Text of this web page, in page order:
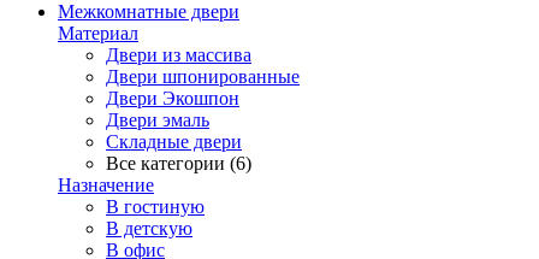
Межкомнатные двери
Материал
Двери из массива
Двери шпонированные
Двери Экошпон
Двери эмаль
Складные двери
Все категории (6)
Назначение
В гостиную
В детскую
В офис